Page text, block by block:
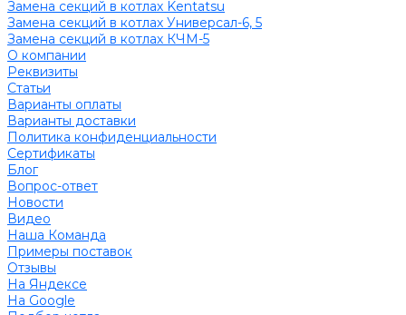
Замена секций в котлах Kentatsu
Замена секций в котлах Универсал-6, 5
Замена секций в котлах КЧМ-5
О компании
Реквизиты
Статьи
Варианты оплаты
Варианты доставки
Политика конфиденциальности
Сертификаты
Блог
Вопрос-ответ
Новости
Видео
Наша Команда
Примеры поставок
Отзывы
На Яндексе
На Google